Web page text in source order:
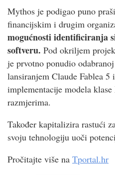
Mythos je podigao puno
financijskim i drugim
mogućnosti identificiranja
softveru. Pod okriljem
je prvotno ponudio
lansiranjem Claude Fablea 5
implementacije modela
razmjerima.
Također kapitalizira rastući
svoju tehnologiju uoči
Pročitajte više na Tportal.hr